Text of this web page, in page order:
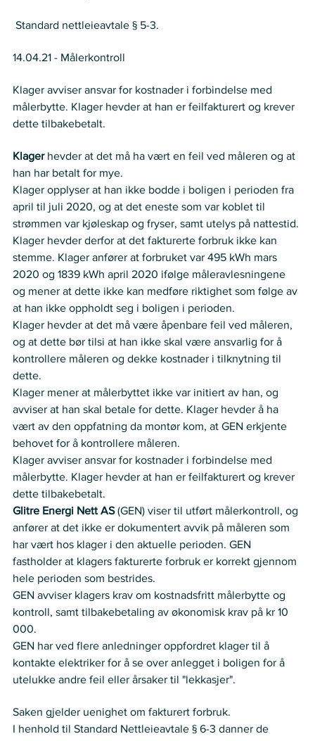
Standard nettleieavtale § 5-3.
14.04.21 - Målerkontroll
Klager avviser ansvar for kostnader i forbindelse med
målerbytte. Klager hevder at han er feilfakturert og krever
dette tilbakebetalt.
Klager hevder at det må ha vært en feil ved måleren og at
han har betalt for mye.
Klager opplyser at han ikke bodde i boligen i perioden fra
april til juli 2020, og at det eneste som var koblet til
strømmen var kjøleskap og fryser, samt utelys på nattestid.
Klager hevder derfor at det fakturerte forbruk ikke kan
stemme. Klager anfører at forbruket var 495 kWh mars
2020 og 1839 kWh april 2020 ifølge måleravlesningene
og mener at dette ikke kan medføre riktighet som følge av
at han ikke oppholdt seg i boligen i perioden.
Klager hevder at det må være åpenbare feil ved måleren,
og at dette bør tilsi at han ikke skal være ansvarlig for å
kontrollere måleren og dekke kostnader i tilknytning til
dette.
Klager mener at målerbyttet ikke var initiert av han, og
avviser at han skal betale for dette. Klager hevder å ha
vært av den oppfatning da montør kom, at GEN erkjente
behovet for å kontrollere måleren.
Klager avviser ansvar for kostnader i forbindelse med
målerbytte. Klager hevder at han er feilfakturert og krever
dette tilbakebetalt.
Glitre Energi Nett AS (GEN) viser til utført målerkontroll, og
anfører at det ikke er dokumentert avvik på måleren som
har vært hos klager i den aktuelle perioden. GEN
fastholder at klagers fakturerte forbruk er korrekt gjennom
hele perioden som bestrides.
GEN avviser klagers krav om kostnadsfritt målerbytte og
kontroll, samt tilbakebetaling av økonomisk krav på kr 10
000.
GEN har ved flere anledninger oppfordret klager til å
kontakte elektriker for å se over anlegget i boligen for å
utelukke andre feil eller årsaker til "lekkasjer".
Saken gjelder uenighet om fakturert forbruk.
I henhold til Standard Nettleieavtale § 6-3 danner de